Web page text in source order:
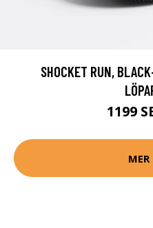
SHOCKET RUN,
1199